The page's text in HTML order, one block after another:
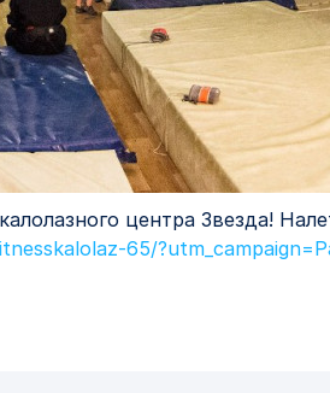
центра Звезда!
65/